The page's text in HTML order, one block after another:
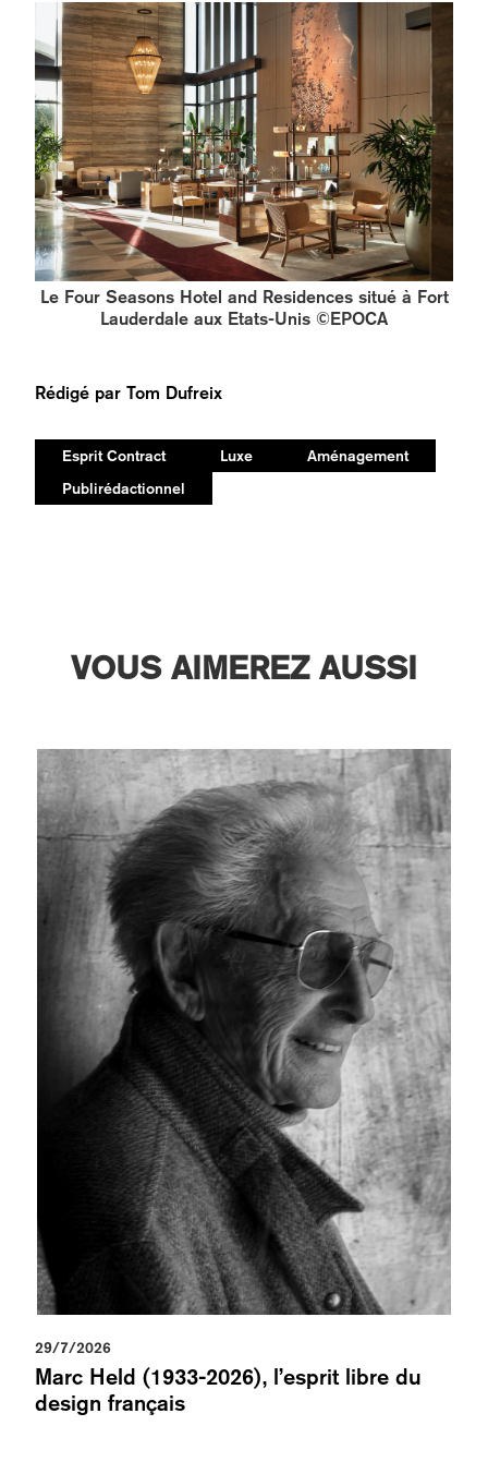
Le Four Seasons Hotel and Residences situé à Fort
Lauderdale aux Etats-Unis ©EPOCA
Rédigé par Tom Dufreix
Esprit Contract Luxe
Aménagement
Publirédactionnel
VOUS AIMEREZ AUSSI
29/7/2026
Marc Held (1933-2026), l’esprit libre du
design français